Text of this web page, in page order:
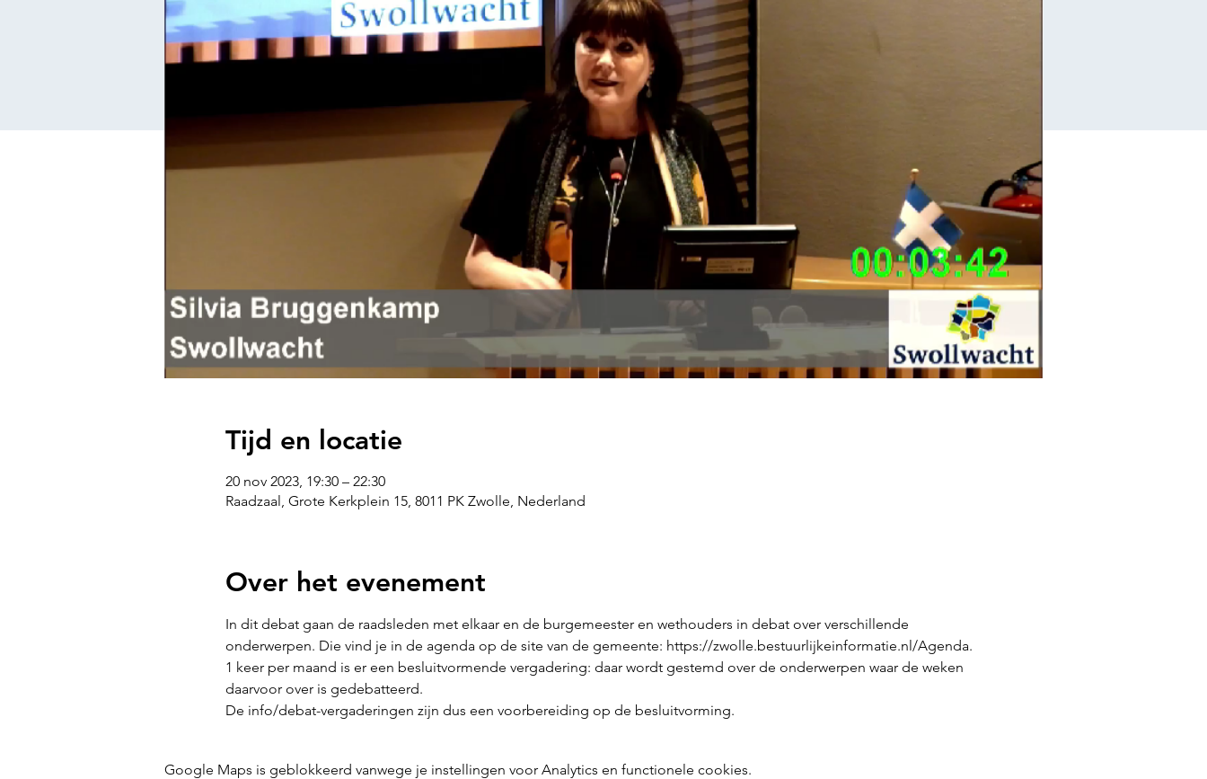
Tijd en locatie
20 nov 2023, 19:30 – 22:30
Raadzaal, Grote Kerkplein 15, 8011 PK Zwolle, Nederland
Over het evenement
In dit debat gaan de raadsleden met elkaar en de burgemeester en wethouders in debat over verschillende
onderwerpen. Die vind je in de agenda op de site van de gemeente: https://zwolle.bestuurlijkeinformatie.nl/Agenda.
1 keer per maand is er een besluitvormende vergadering: daar wordt gestemd over de onderwerpen waar de weken
daarvoor over is gedebatteerd.
De info/debat-vergaderingen zijn dus een voorbereiding op de besluitvorming.
Google Maps is geblokkeerd vanwege je instellingen voor Analytics en functionele cookies.